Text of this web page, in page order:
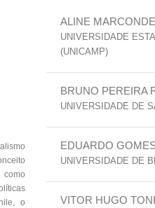
o
ALINE
UNIVERSIDADE
(UNICAMP)
BRUNO PEREIRA
UNIVERSIDADE DE
EDUARDO
UNIVERSIDADE DE
VITOR HUGO